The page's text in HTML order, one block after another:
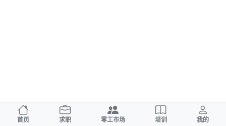
首页 求职 零工市场 培训 我的